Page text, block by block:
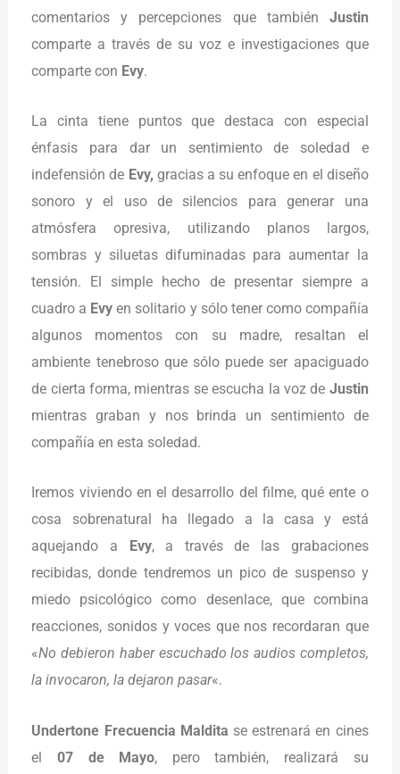
comentarios y percepciones que también Justin
comparte a través de su voz e investigaciones que
comparte con Evy.
La cinta tiene puntos que destaca con especial
énfasis para dar un sentimiento de soledad e
indefensión de Evy, gracias a su enfoque en el diseño
sonoro y el uso de silencios para generar una
atmósfera opresiva, utilizando planos largos,
sombras y siluetas difuminadas para aumentar la
tensión. El simple hecho de presentar siempre a
cuadro a Evy en solitario y sólo tener como compañía
algunos momentos con su madre, resaltan el
ambiente tenebroso que sólo puede ser apaciguado
de cierta forma, mientras se escucha la voz de Justin
mientras graban y nos brinda un sentimiento de
compañía en esta soledad.
Iremos viviendo en el desarrollo del filme, qué ente o
cosa sobrenatural ha llegado a la casa y está
aquejando a
Evy, a través de las grabaciones
recibidas, donde tendremos un pico de suspenso y
miedo psicológico como desenlace, que combina
reacciones, sonidos y voces que nos recordaran que
«No debieron haber escuchado los audios completos,
la invocaron, la dejaron pasar«.
Undertone Frecuencia Maldita se estrenará en cines
el 07 de Mayo, pero también, realizará su